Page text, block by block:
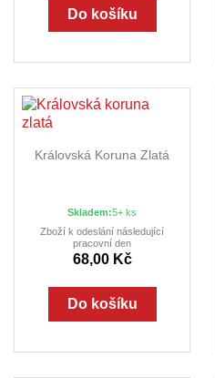
Do košíku
Královská Koruna Zlatá
Skladem:5+ ks
Zboží k odeslání následující
pracovní den
68,00 Kč
Do košíku